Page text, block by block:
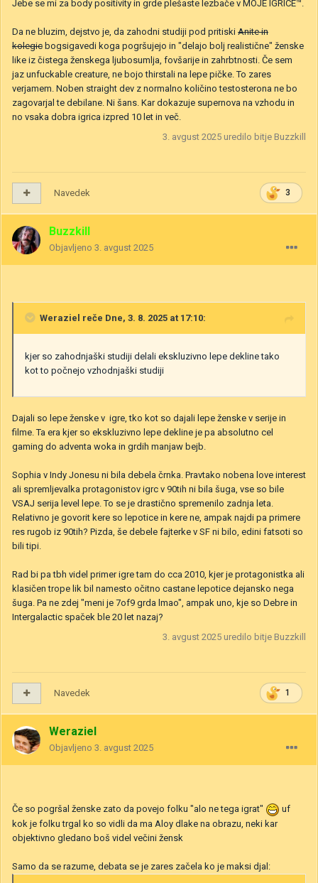
Jebe se mi za body positivity in grde plešaste lezbače v MOJE IGRICE™.
Da ne bluzim, dejstvo je, da zahodni studiji pod pritiski Anite in
kolegic bogsigavedi koga pogršujejo in "delajo bolj realistične" ženske
like iz čistega ženskega ljubosumlja, fovšarije in zahrbtnosti. Če sem
jaz unfuckable creature, ne bojo thirstali na lepe pičke. To zares
verjamem. Noben straight dev z normalno količino testosterona ne bo
zagovarjal te debilane. Ni šans. Kar dokazuje supernova na vzhodu in
no vsaka dobra igrica izpred 10 let in več.
3. avgust 2025 uredilo bitje Buzzkill
3
Navedek
Buzzkill
Objavljeno 3. avgust 2025
Weraziel reče Dne, 3. 8. 2025 at 17:10:
kjer so zahodnjaški studiji delali ekskluzivno lepe dekline tako
kot to počnejo vzhodnjaški studiji
Dajali so lepe ženske v igre, tko kot so dajali lepe ženske v serije in
filme. Ta era kjer so ekskluzivno lepe dekline je pa absolutno cel
gaming do adventa woka in grdih manjaw bejb.
Sophia v Indy Jonesu ni bila debela črnka. Pravtako nobena love interest
ali spremljevalka protagonistov igrc v 90tih ni bila šuga, vse so bile
VSAJ serija level lepe. To se je drastično spremenilo zadnja leta.
Relativno je govorit kere so lepotice in kere ne, ampak najdi pa primere
res rugob iz 90tih? Pizda, še debele fajterke v SF ni bilo, edini fatsoti so
bili tipi.
Rad bi pa tbh videl primer igre tam do cca 2010, kjer je protagonistka ali
klasičen trope lik bil namesto očitno castane lepotice dejansko nega
šuga. Pa ne zdej "meni je 7of9 grda lmao", ampak uno, kje so Debre in
Intergalactic spaček ble 20 let nazaj?
3. avgust 2025 uredilo bitje Buzzkill
1
Navedek
Weraziel
Objavljeno 3. avgust 2025
Če so pogršal ženske zato da povejo folku "alo ne tega igrat"
uf
kok je folku trgal ko so vidli da ma Aloy dlake na obrazu, neki kar
objektivno gledano boš videl večini žensk
Samo da se razume, debata se je zares začela ko je maksi djal: